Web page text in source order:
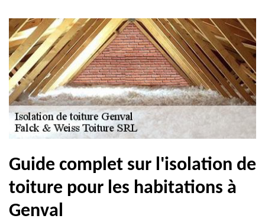
Guide complet sur l'isolation de
toiture pour les habitations à
Genval